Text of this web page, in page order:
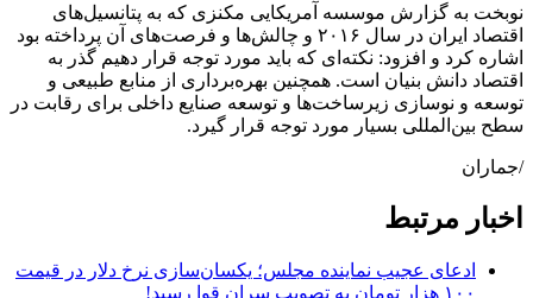
نوبخت به گزارش موسسه آمریکایی مکنزی که به پتانسیل‌های
اقتصاد ایران در سال ۲۰۱۶ و چالش‌ها و فرصت‌های آن پرداخته بود
اشاره کرد و افزود: نکته‌ای که باید مورد توجه قرار دهیم گذر به
اقتصاد دانش بنیان است. همچنین بهره‌برداری از منابع طبیعی و
توسعه و نوسازی زیرساخت‌ها و توسعه صنایع داخلی برای رقابت در
سطح بین‌المللی بسیار مورد توجه قرار گیرد.
/جماران
اخبار مرتبط
ادعای عجیب نماینده مجلس؛ یکسان‌سازی نرخ دلار در قیمت
۱۰۰ هزار تومان به تصویب سران قوا رسید!